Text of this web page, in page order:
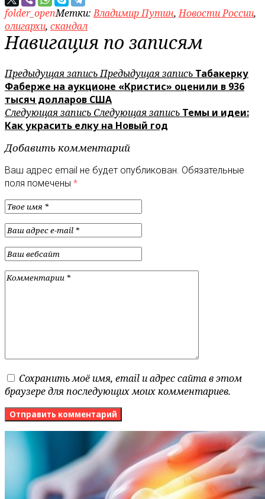
folder_openМетки:Владимир Путин,Новости России,
олигархи, скандал
Навигация по записям
Предыдущая записьПредыдущая запись Табакерку
Фаберже на аукционе «Кристис» оценили в 936
тысяч долларов США
Следующая запись Следующая запись Темы и идеи:
Как украсить елку на Новый год
Добавить комментарий
Ваш адрес email не будет опубликован. Обязательные
поля помечены *
Сохранить моё имя, email и адрес сайта в этом
браузере для последующих моих комментариев.